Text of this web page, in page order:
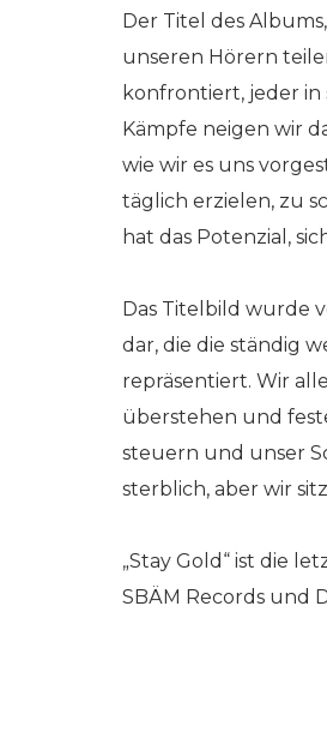
Der Titel des
unseren Hörern
konfrontiert, jeder in
Kämpfe neigen wir
wie wir es uns
täglich erzielen, zu
hat das Potenzial,
Das Titelbild wurde
dar, die die ständig
repräsentiert. Wir
überstehen und
steuern und unser
sterblich, aber wir
„Stay Gold“ ist die
SBÄM Records und